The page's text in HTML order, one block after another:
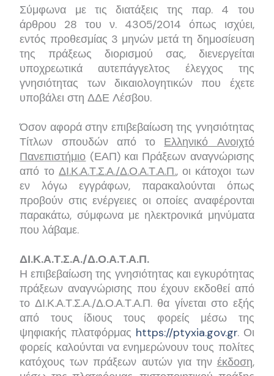
Σύμφωνα με τις διατάξεις της παρ. 4 του
άρθρου 28 του ν. 4305/2014 όπως ισχύει,
εντός προθεσμίας 3 μηνών μετά τη δημοσίευση
της πράξεως διορισμού σας, διενεργείται
υποχρεωτικά αυτεπάγγελτος έλεγχος της
γνησιότητας των δικαιολογητικών που έχετε
υποβάλει στη ΔΔΕ Λέσβου.
Όσον αφορά στην επιβεβαίωση της γνησιότητας
Τίτλων σπουδών από το Ελληνικό Ανοιχτό
Πανεπιστήμιο (ΕΑΠ) και Πράξεων αναγνώρισης
από το ΔΙ.Κ.Α.Τ.Σ.Α./Δ.Ο.Α.Τ.Α.Π., οι κάτοχοι των
εν λόγω εγγράφων, παρακαλούνται όπως
προβούν στις ενέργειες οι οποίες αναφέρονται
παρακάτω, σύμφωνα με ηλεκτρονικά μηνύματα
που λάβαμε.
ΔΙ.Κ.Α.Τ.Σ.Α./Δ.Ο.Α.Τ.Α.Π.
Η επιβεβαίωση της γνησιότητας και εγκυρότητας
πράξεων αναγνώρισης που έχουν εκδοθεί από
το ΔΙ.Κ.Α.Τ.Σ.Α./Δ.Ο.Α.Τ.Α.Π. θα γίνεται στο εξής
από τους ίδιους τους φορείς μέσω της
ψηφιακής πλατφόρμας https://ptyxia.gov.gr. Οι
φορείς καλούνται να ενημερώνουν τους πολίτες
κατόχους των πράξεων αυτών για την έκδοση,